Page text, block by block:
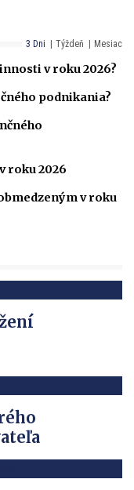
3 Dni Týždeň Mesiac
v roku 2026?
podnikania?
roku 2026
v roku